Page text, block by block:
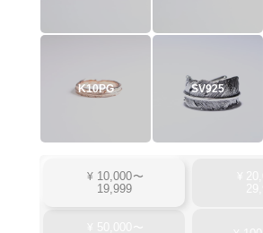
K10PG SV925
¥ 10,000〜
19,999